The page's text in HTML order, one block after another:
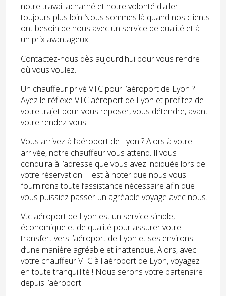
notre travail acharné et notre volonté d'aller
toujours plus loin.Nous sommes là quand nos clients
ont besoin de nous avec un service de qualité et à
un prix avantageux.
Contactez-nous dès aujourd'hui pour vous rendre
où vous voulez.
Un chauffeur privé VTC pour l’aéroport de Lyon ?
Ayez le réflexe VTC aéroport de Lyon et profitez de
votre trajet pour vous reposer, vous détendre, avant
votre rendez-vous.
Vous arrivez à l’aéroport de Lyon ? Alors à votre
arrivée, notre chauffeur vous attend. Il vous
conduira à l’adresse que vous avez indiquée lors de
votre réservation. Il est à noter que nous vous
fournirons toute l’assistance nécessaire afin que
vous puissiez passer un agréable voyage avec nous.
Vtc aéroport de Lyon est un service simple,
économique et de qualité pour assurer votre
transfert vers l’aéroport de Lyon et ses environs
d’une manière agréable et inattendue. Alors, avec
votre chauffeur VTC à l'aéroport de Lyon, voyagez
en toute tranquillité ! Nous serons votre partenaire
depuis l’aéroport !